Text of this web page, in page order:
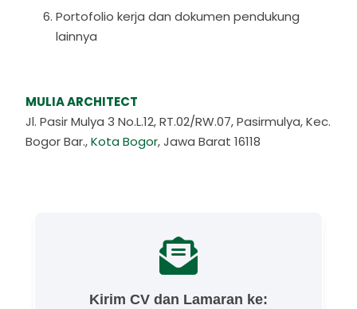
Portofolio kerja dan dokumen pendukung
lainnya
MULIA ARCHITECT
Jl. Pasir Mulya 3 No.L.12, RT.02/RW.07, Pasirmulya, Kec.
Bogor Bar.,Kota Bogor, Jawa Barat 16118
Kirim CV dan Lamaran ke: